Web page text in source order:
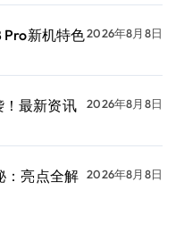
Pro新机特色2026年8月8日
最新资讯
2026年8月8日
：亮点全解 2026年8月8日